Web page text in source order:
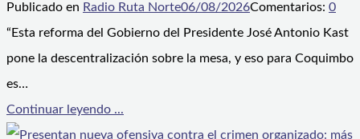
Publicado en Radio Ruta Norte06/08/2026Comentarios: 0
“Esta reforma del Gobierno del Presidente José Antonio Kast
pone la descentralización sobre la mesa, y eso para Coquimbo
es…
Continuar leyendo ...